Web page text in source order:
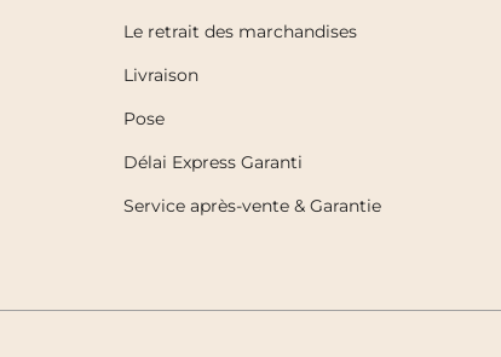
Le retrait des marchandises
Livraison
Pose
Délai Express Garanti
Service après-vente & Garantie